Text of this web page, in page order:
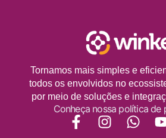
Tornamos mais simples e
todos os envolvidos no
por meio de soluções e
Conheça nossa política de